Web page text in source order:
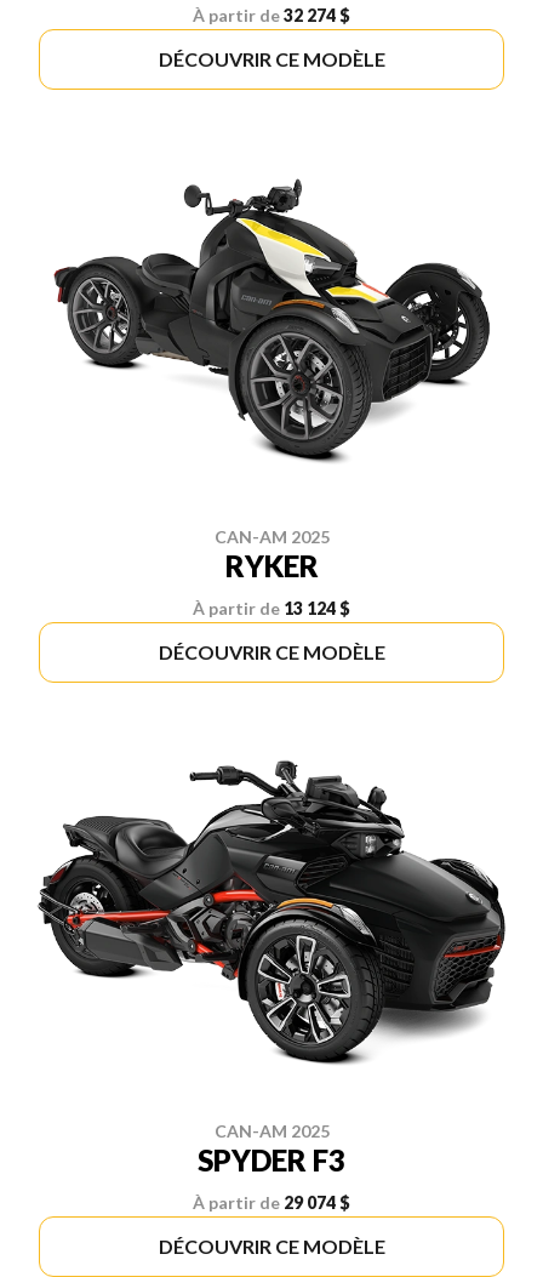
À partir de32 274 $
DÉCOUVRIR CE MODÈLE
CAN-AM 2025
RYKER
À partir de 13 124 $
DÉCOUVRIR CE MODÈLE
CAN-AM 2025
SPYDER F3
À partir de 29 074 $
DÉCOUVRIR CE MODÈLE